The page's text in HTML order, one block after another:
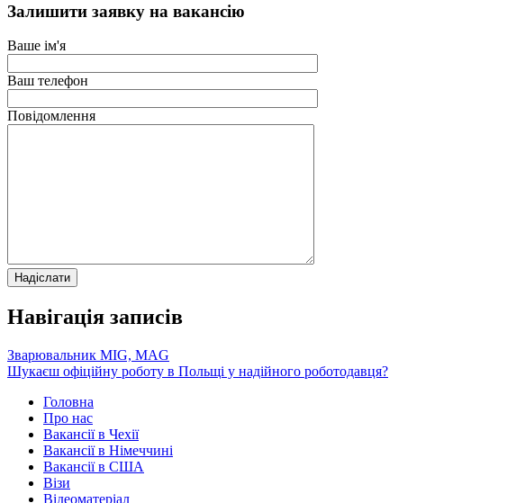
Залишити заявку на вакансію
Ваше ім'я
Ваш телефон
Повідомлення
Навігація записів
Зварювальник MIG, MAG
Шукаєш офіційну роботу в Польщі у надійного роботодавця?
Головна
Про нас
Вакансії в Чехії
Вакансії в Німеччині
Вакансії в США
Візи
Відеоматеріал